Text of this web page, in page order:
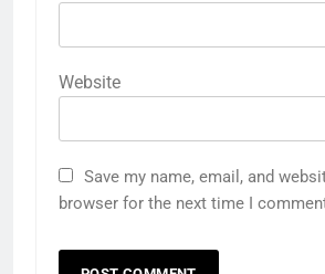
Website
Save my name, email, and
browser for the next time I